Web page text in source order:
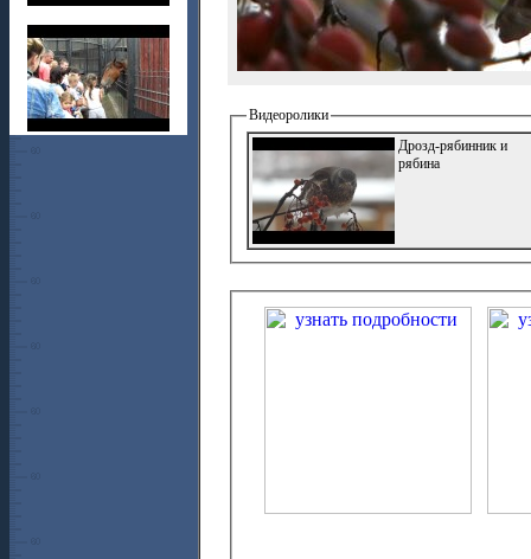
Видеоролики
Дрозд-рябинник и
рябина